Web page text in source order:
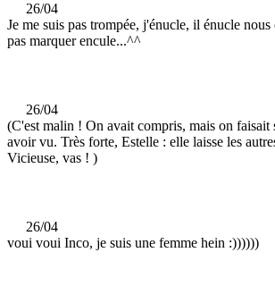
26/04
Je me suis pas trompée, j'énucle, il énucle
pas marquer encule...^^
26/04
(C'est malin ! On avait compris, mais on faisait
avoir vu. Très forte, Estelle : elle laisse les
Vicieuse, vas ! )
26/04
voui voui Inco, je suis une femme hein :))))))